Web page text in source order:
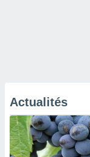
Actualités